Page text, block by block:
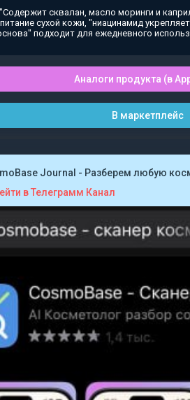
"Содержит сквалан, масло моринги и
сухой кожи, "ниацинамид
подходит для ежедневного
Аналоги продукта (в
В маркетплейс
Journal - Разберем любую
в Телеграмм Канал